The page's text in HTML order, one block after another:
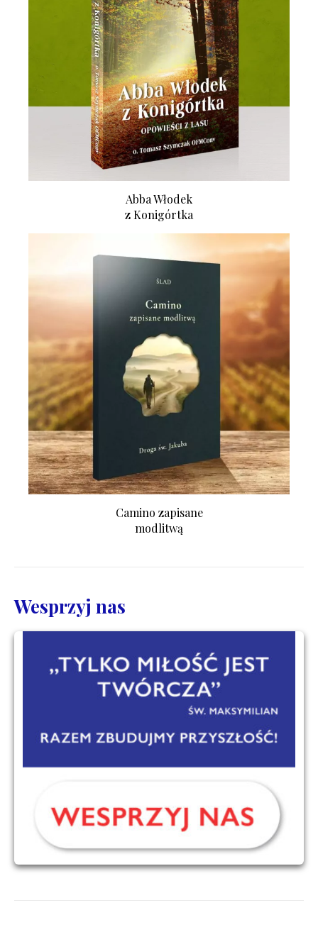
Abba Włodek
z Konigórtka
Camino zapisane
modlitwą
Wesprzyj nas